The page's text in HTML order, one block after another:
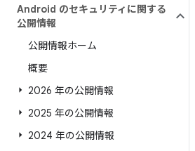
Android のセキュリティに関する
公開情報
公開情報ホーム
概要
2026 年の公開情報
2025 年の公開情報
2024 年の公開情報